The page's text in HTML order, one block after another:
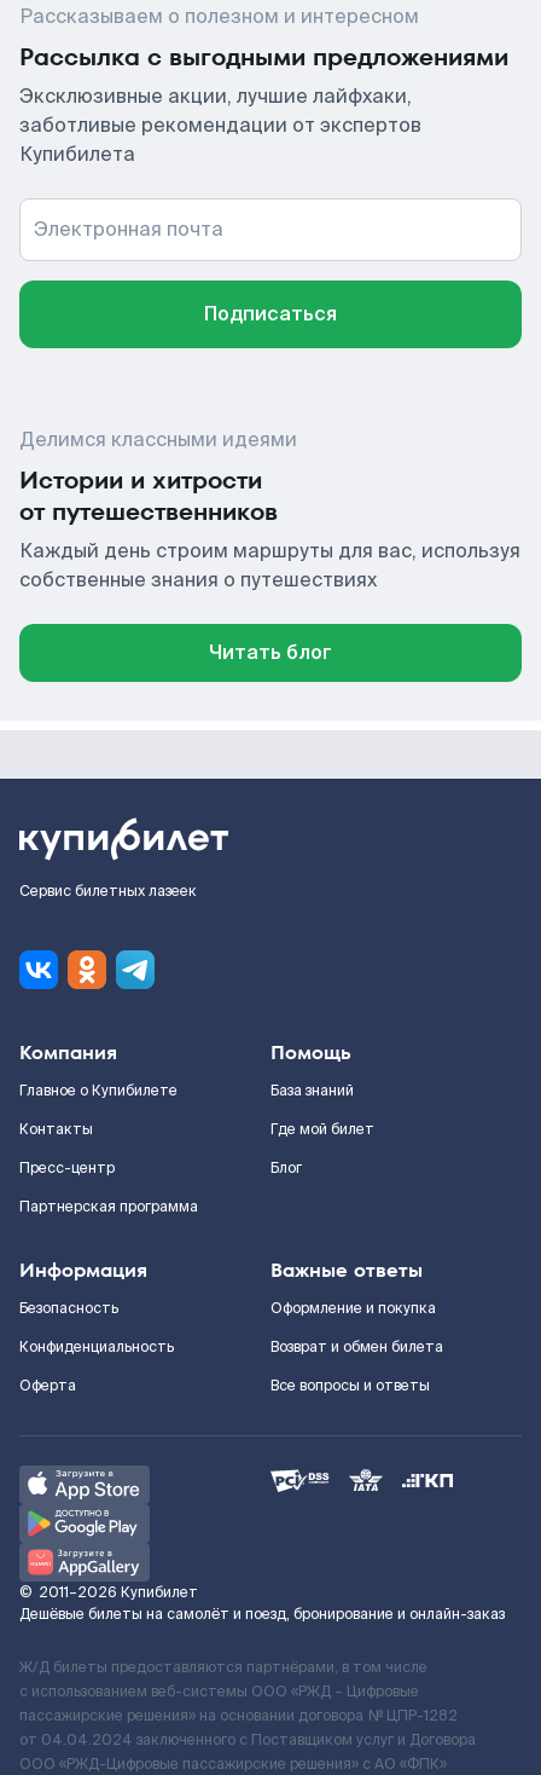
Рассказываем о полезном и интересном
Рассылка с выгодными предложениями
Эксклюзивные акции, лучшие лайфхаки,
заботливые рекомендации от экспертов
Купибилета
Электронная почта
Подписаться
Делимся классными идеями
Истории и хитрости
от путешественников
Каждый день строим маршруты для вас, используя
собственные знания о путешествиях
Читать блог
Сервис билетных лазеек
Компания
Главное о Купибилете
Контакты
Пресс-центр
Партнерская программа
Помощь
База знаний
Где мой билет
Блог
Информация
Безопасность
Конфиденциальность
Оферта
Важные ответы
Оформление и покупка
Возврат и обмен билета
Все вопросы и ответы
© 2011–2026 Купибилет
Дешёвые билеты на самолёт и поезд, бронирование и онлайн-заказ
Ж/Д билеты предоставляются партнёрами, в том числе
с использованием веб-системы ООО «РЖД – Цифровые
пассажирские решения» на основании договора № ЦПР-1282
от 04.04.2024 заключенного с Поставщиком услуг и Договора
ООО «РЖД-Цифровые пассажирские решения» c АО «ФПК»